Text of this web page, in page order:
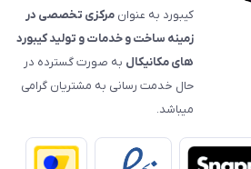
کیبورد به عنوان مرکزی تخصصی در
زمینه ساخت و خدمات و تولید کیبورد
های مکانیکال به صورت گسترده در
حال خدمت رسانی به مشتریان گرامی
میباشد.